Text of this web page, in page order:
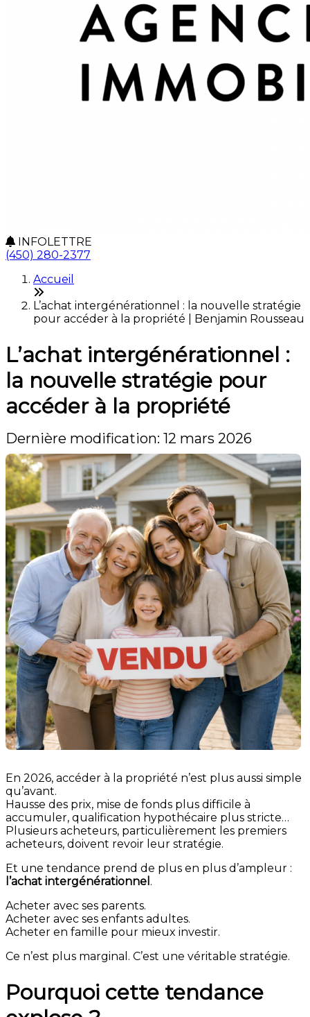
INFOLETTRE
(450) 280-2377
Accueil
L’achat intergénérationnel : la nouvelle stratégie
pour accéder à la propriété | Benjamin Rousseau
L’achat intergénérationnel :
la nouvelle stratégie pour
accéder à la propriété
Dernière modification: 12 mars 2026
En 2026, accéder à la propriété n’est plus aussi simple
qu’avant.
Hausse des prix, mise de fonds plus difficile à
accumuler, qualification hypothécaire plus stricte…
Plusieurs acheteurs, particulièrement les premiers
acheteurs, doivent revoir leur stratégie.
Et une tendance prend de plus en plus d’ampleur :
l’achat intergénérationnel .
Acheter avec ses parents.
Acheter avec ses enfants adultes.
Acheter en famille pour mieux investir.
Ce n’est plus marginal. C’est une véritable stratégie.
Pourquoi cette tendance